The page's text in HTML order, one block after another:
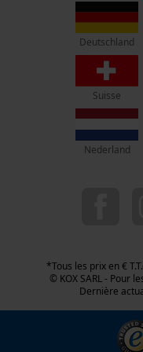
67450 Mundolsheim
Pas de magasin !
Adresse de retour:
Oregon Tool GmbH
Beim Erlenwäldchen 14/2
71522 Backnang
info-fr@kox.eu
Deutschland
Suisse
Nederland
*Tous les prix en €
© KOX SARL - Pour
Dernière